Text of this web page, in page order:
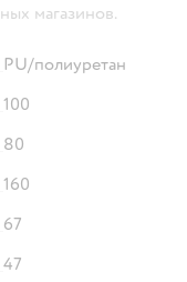
магазинов.
PU/полиуретан
100
80
160
67
47